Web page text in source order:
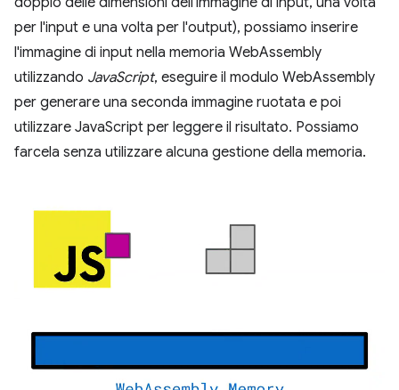
per l'input e una volta per l'output), possiamo inserire
l'immagine di input nella memoria WebAssembly
utilizzando JavaScript, eseguire il modulo WebAssembly
per generare una seconda immagine ruotata e poi
utilizzare JavaScript per leggere il risultato. Possiamo
farcela senza utilizzare alcuna gestione della memoria.